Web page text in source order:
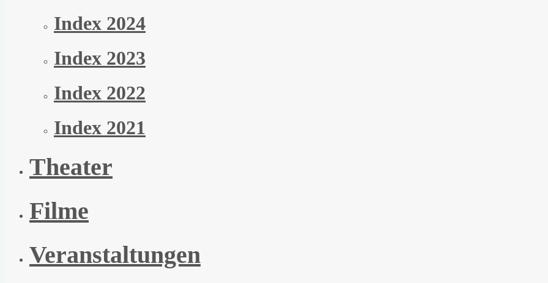
Index 2024
Index 2023
Index 2022
Index 2021
Theater
Filme
Veranstaltungen